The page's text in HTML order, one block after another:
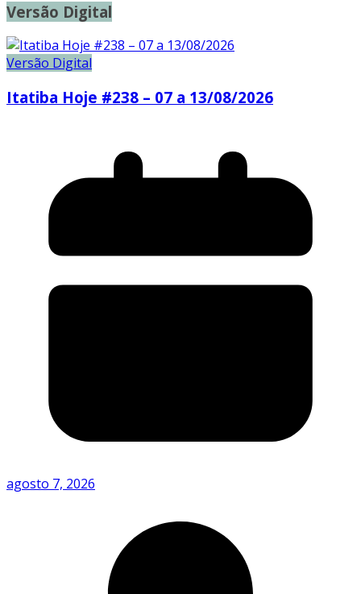
Versão Digital
Versão Digital
Itatiba Hoje #238 – 07 a 13/08/2026
agosto 7, 2026